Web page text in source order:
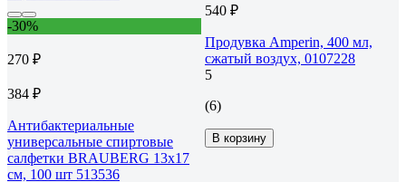
-30%
270 ₽
384 ₽
Антибактериальные
универсальные спиртовые
салфетки BRAUBERG 13x17
см, 100 шт 513536
540 ₽
Продувка Amperin, 400 мл,
сжатый воздух, 0107228
5
(6)
В корзину